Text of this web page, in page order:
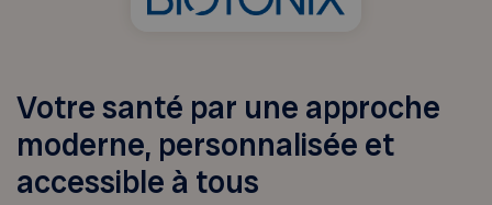
Votre santé par une approche
moderne, personnalisée et
accessible à tous